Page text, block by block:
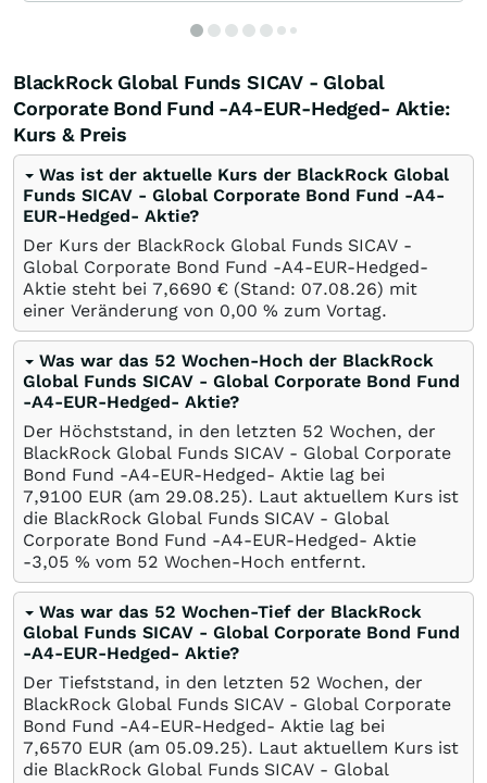
BlackRock Global Funds SICAV - Global
Corporate Bond Fund -A4-EUR-Hedged- Aktie:
Kurs & Preis
Was ist der aktuelle Kurs der BlackRock Global
Funds SICAV - Global Corporate Bond Fund -A4-
EUR-Hedged- Aktie?
Der Kurs der BlackRock Global Funds SICAV -
Global Corporate Bond Fund -A4-EUR-Hedged-
Aktie steht bei 7,6690 € (Stand: 07.08.26) mit
einer Veränderung von 0,00 % zum Vortag.
Was war das 52 Wochen-Hoch der BlackRock
Global Funds SICAV - Global Corporate Bond Fund
-A4-EUR-Hedged- Aktie?
Der Höchststand, in den letzten 52 Wochen, der
BlackRock Global Funds SICAV - Global Corporate
Bond Fund -A4-EUR-Hedged- Aktie lag bei
7,9100 EUR (am 29.08.25). Laut aktuellem Kurs ist
die BlackRock Global Funds SICAV - Global
Corporate Bond Fund -A4-EUR-Hedged- Aktie
-3,05 % vom 52 Wochen-Hoch entfernt.
Was war das 52 Wochen-Tief der BlackRock
Global Funds SICAV - Global Corporate Bond Fund
-A4-EUR-Hedged- Aktie?
Der Tiefststand, in den letzten 52 Wochen, der
BlackRock Global Funds SICAV - Global Corporate
Bond Fund -A4-EUR-Hedged- Aktie lag bei
7,6570 EUR (am 05.09.25). Laut aktuellem Kurs ist
die BlackRock Global Funds SICAV - Global